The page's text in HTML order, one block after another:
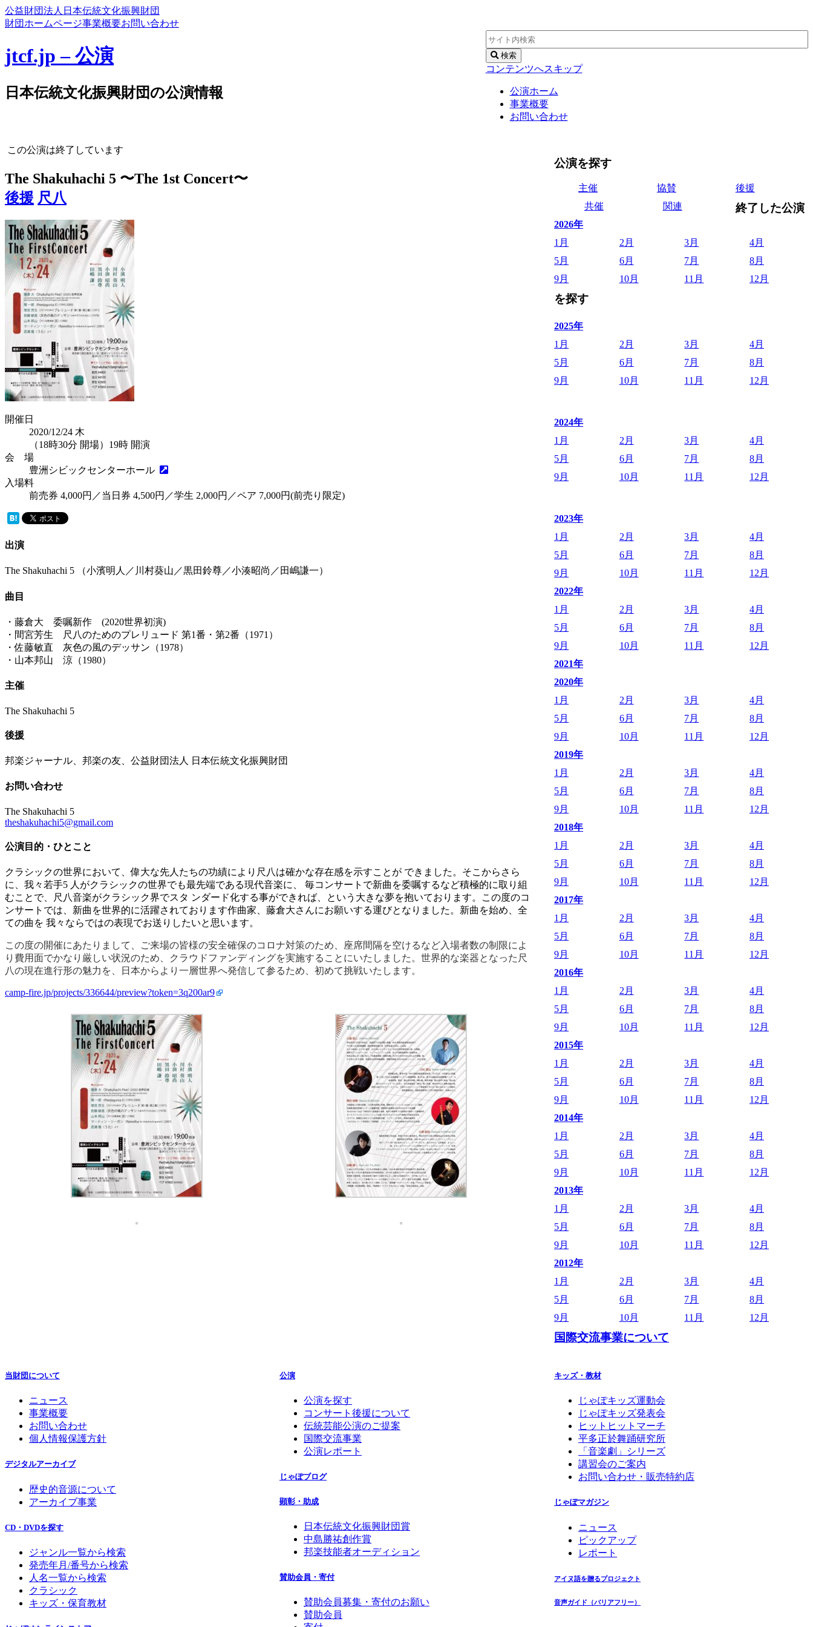
公益財団法人日本伝統文化振興財団
財団ホームページ事業概要お問い合わせ
jtcf.jp – 公演
日本伝統文化振興財団の公演情報
検索
コンテンツへスキップ
公演ホーム
事業概要
お問い合わせ
この公演は終了しています
The Shakuhachi 5 〜The 1st Concert〜
後援 尺八
開催日
2020/12/24 木
（18時30分 開場）19時 開演
会 場
豊洲シビックセンターホール
入場料
前売券 4,000円／当日券 4,500円／学生 2,000円／ペア 7,000円(前売り限定)
出演
The Shakuhachi 5 （小濱明人／川村葵山／黒田鈴尊／小湊昭尚／田嶋謙一）
曲目
・藤倉大 委嘱新作 (2020世界初演)
・間宮芳生 尺八のためのプレリュード 第1番・第2番（1971）
・佐藤敏直 灰色の風のデッサン（1978）
・山本邦山 涼（1980）
主催
The Shakuhachi 5
後援
邦楽ジャーナル、邦楽の友、公益財団法人 日本伝統文化振興財団
お問い合わせ
The Shakuhachi 5
theshakuhachi5@gmail.com
公演目的・ひとこと
クラシックの世界において、偉大な先人たちの功績により尺八は確かな存在感を示すことが できました。そこからさら
に、我々若手5 人がクラシックの世界でも最先端である現代音楽に、 毎コンサートで新曲を委嘱するなど積極的に取り組
むことで、尺八音楽がクラシック界でスタ ンダード化する事ができれば、という大きな夢を抱いております。この度のコ
ンサートでは、新曲を世界的に活躍されております作曲家、藤倉大さんにお願いする運びとなりました。新曲を始め、全
ての曲を 我々ならではの表現でお送りしたいと思います。
この度の開催にあたりまして、ご来場の皆様の安全確保のコロナ対策のため、座席間隔を空けるなど入場者数の制限によ
り費用面でかなり厳しい状況のため、クラウドファンディングを実施することにいたしました。世界的な楽器となった尺
八の現在進行形の魅力を、日本からより一層世界へ発信して参るため、初めて挑戦いたします。
camp-fire.jp/projects/336644/preview?token=3q200ar9
公演を探す
主催 協賛
後援
共催
関連
2026年
1月
2月 3月
4月
5月
6月 7月
8月
9月
10月 11月 12月
終了した公演
を探す
2025年
1月
2月 3月
4月
5月
6月 7月
8月
9月
10月 11月 12月
2024年
1月
2月 3月
4月
5月
6月 7月
8月
9月
10月 11月 12月
2023年
1月
2月 3月
4月
5月
6月 7月
8月
9月
10月 11月
12月
2022年
1月
2月 3月
4月
5月
6月 7月
8月
9月
10月 11月
12月
2021年
2020年
1月
2月 3月
4月
5月
6月 7月
8月
9月
10月 11月
12月
2019年
1月
2月 3月
4月
5月
6月 7月
8月
9月
10月 11月
12月
2018年
1月
2月 3月
4月
5月
6月 7月
8月
9月
10月 11月
12月
2017年
1月
2月 3月
4月
5月
6月 7月
8月
9月
10月 11月
12月
2016年
1月
2月 3月
4月
5月
6月 7月
8月
9月
10月 11月
12月
2015年
1月
2月 3月
4月
5月
6月 7月
8月
9月
10月 11月
12月
2014年
1月
2月 3月
4月
5月
6月 7月
8月
9月
10月 11月
12月
2013年
1月
2月 3月
4月
5月
6月 7月
8月
9月
10月 11月
12月
2012年
1月
2月 3月
4月
5月
6月 7月
8月
9月
10月 11月 12月
国際交流事業について
当財団について
ニュース
事業概要
お問い合わせ
個人情報保護方針
デジタルアーカイブ
歴史的音源について
アーカイブ事業
CD・DVDを探す
ジャンル一覧から検索
発売年月/番号から検索
人名一覧から検索
クラシック
キッズ・保育教材
公演
公演を探す
コンサート後援について
伝統芸能公演のご提案
国際交流事業
公演レポート
じゃぽブログ
顕彰・助成
日本伝統文化振興財団賞
中島勝祐創作賞
邦楽技能者オーディション
賛助会員・寄付
賛助会員募集・寄付のお願い
賛助会員
キッズ・教材
じゃぽキッズ運動会
じゃぽキッズ発表会
ヒットヒットマーチ
平多正於舞踊研究所
「音楽劇」シリーズ
講習会のご案内
お問い合わせ・販売特約店
じゃぽマガジン
ニュース
ピックアップ
レポート
アイヌ語を贈るプロジェクト
音声ガイド（バリアフリー）